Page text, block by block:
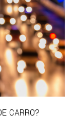
CARRO?